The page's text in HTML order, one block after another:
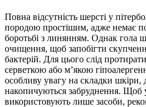
Повна відсутність шерсті у
породою простішим, адже немає
боротьбі з линянням. Однак гола
очищення, щоб запобігти
бактерій. Для цього слід
серветкою або м’якою
особливу увагу на складки шкіри,
накопичуються забруднення. Щоб
використовують лише засоби,